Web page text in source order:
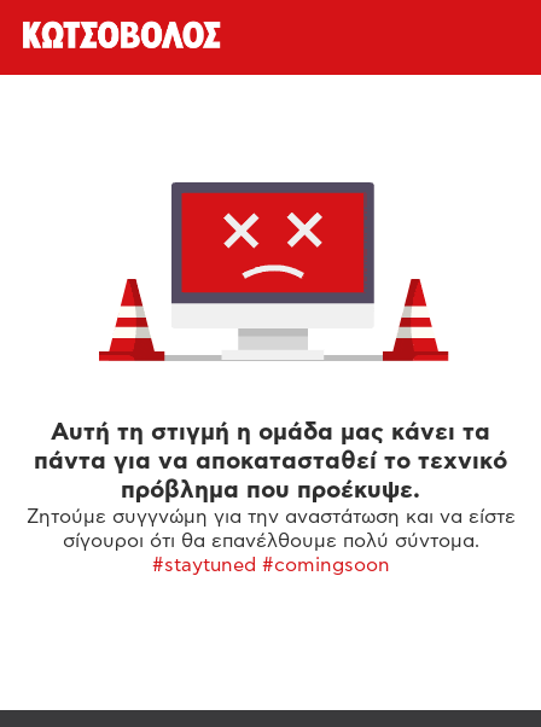
Αυτή τη στιγμή η ομάδα μας κάνει τα
πάντα για να αποκατασταθεί το τεχνικό
πρόβλημα που προέκυψε.
Ζητούμε συγγνώμη για την αναστάτωση και να είστε
σίγουροι ότι θα επανέλθουμε πολύ σύντομα.
#staytuned #comingsoon